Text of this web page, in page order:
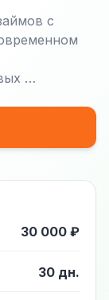
с
…
30 000 ₽
30 дн.